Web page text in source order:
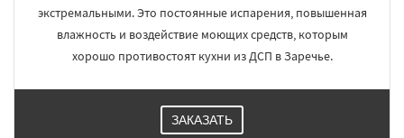
Работаем по
регионам
×
Измайлово Икша
Лесной
экстремальными. Это постоянные испарения, повышенная
влажность и воздействие моющих средств, которым
хорошо противостоят кухни из ДСП в Заречье.
ЗАКАЗАТЬ
УЗНАТЬ ПОДРОБНЕЕ ×